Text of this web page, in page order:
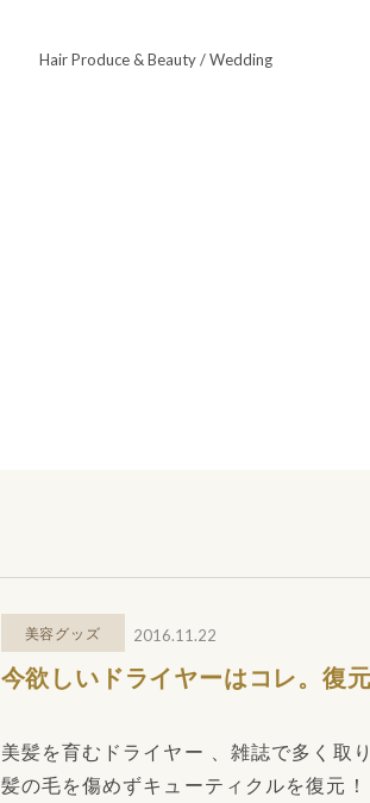
Hair Produce & Beauty / Wedding
美容グッズ 2016.11.22
今欲しいドライヤーはコレ。復
美髪を育むドライヤー 、雑誌で多く取
髪の毛を傷めずキューティクルを復元！